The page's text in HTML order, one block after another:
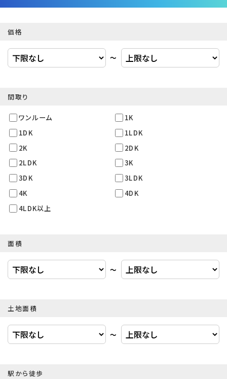
価格
〜
間取り
ワンルーム
1K
1DK
1LDK
2K
2DK
2LDK
3K
3DK
3LDK
4K
4DK
4LDK以上
面積
〜
土地面積
〜
駅から徒歩